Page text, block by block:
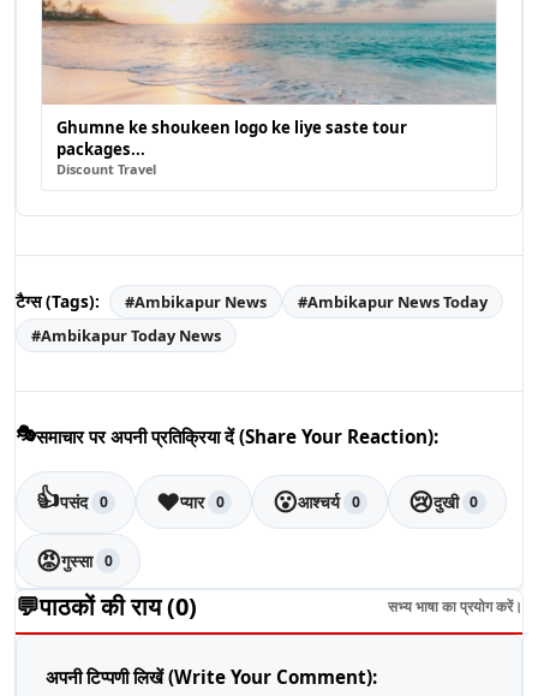
Ghumne ke shoukeen logo ke liye saste tour
packages...
Discount Travel
टैग्स (Tags): #Ambikapur News #Ambikapur News Today
#Ambikapur Today News
🎭समाचार पर अपनी प्रतिक्रिया दें (Share Your Reaction):
👍पसंद 0 ❤️प्यार 0 😮आश्चर्य 0 😢दुखी 0
😡गुस्सा 0
💬पाठकों की राय (0) सभ्य भाषा का प्रयोग करें।
अपनी टिप्पणी लिखें (Write Your Comment):